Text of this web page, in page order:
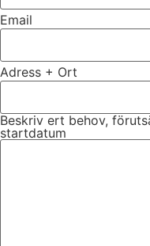
Email
Adress + Ort
Beskriv ert behov,
startdatum